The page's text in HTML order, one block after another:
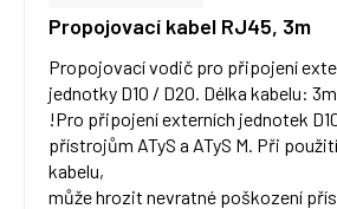
Propojovací kabel RJ45, 3m
Propojovací vodič pro připojení
jednotky D10 / D20. Délka kabelu:
!Pro připojení externích jednotek
přístrojům ATyS a ATyS M. Při
kabelu,
může hrozit nevratné poškození